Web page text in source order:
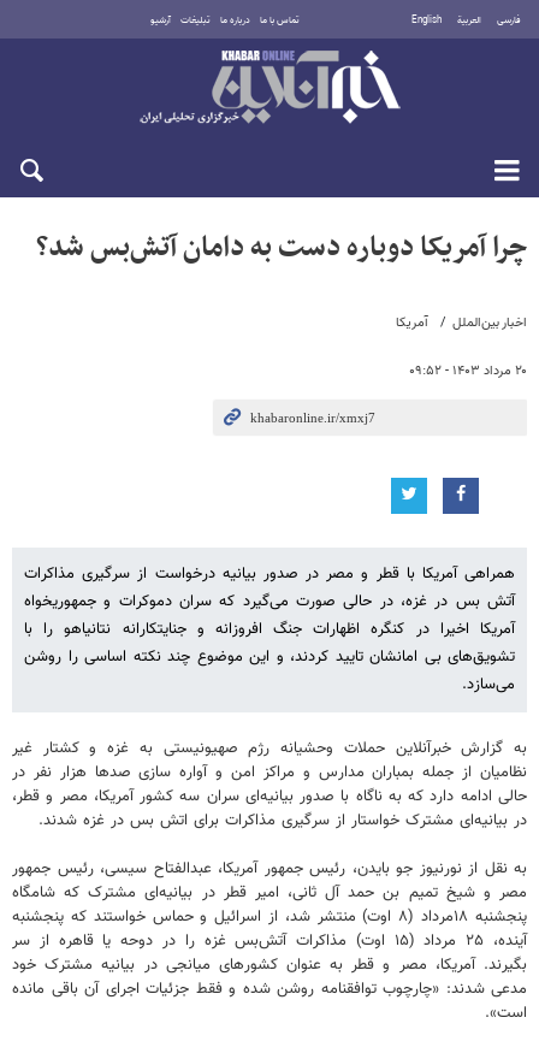
فارسی العربية English تماس با ما درباره ما تبلیغات آرشیو
یکشنبه ۱۸ مرداد ۱۴۰۵
اخبار بین‌الملل آمریکا
۲۰ مرداد ۱۴۰۳ - ۰۹:۵۲
چرا آمریکا دوباره دست به دامان آتش‌بس شد؟
همراهی آمریکا با قطر و مصر در صدور بیانیه درخواست از سرگیری مذاکرات
آتش بس در غزه، در حالی صورت می‌گیرد که سران دموکرات و جمهوریخواه
آمریکا اخیرا در کنگره اظهارات جنگ افروزانه و جنایتکارانه نتانیاهو را با
تشویق‌های بی امانشان تایید کردند، و این موضوع چند نکته اساسی را روشن
می‌سازد.
به گزارش خبرآنلاین حملات وحشیانه رژم صهیونیستی به غزه و کشتار غیر
نظامیان از جمله بمباران مدارس و مراکز امن و آواره سازی صدها هزار نفر در
حالی ادامه دارد که به ناگاه با صدور بیانیه‌ای سران سه کشور آمریکا، مصر و قطر،
در بیانیه‌ای مشترک خواستار از سرگیری مذاکرات برای اتش بس در غزه شدند.
به نقل از نورنیوز جو بایدن، رئیس جمهور آمریکا، عبدالفتاح سیسی، رئیس جمهور
مصر و شیخ تمیم بن حمد آل ثانی، امیر قطر در بیانیه‌ای مشترک که شامگاه
پنجشنبه ۱۸مرداد (۸ اوت) منتشر شد، از اسرائیل و حماس خواستند که پنجشنبه
آینده، ۲۵ مرداد (۱۵ اوت) مذاکرات آتش‌بس غزه را در دوحه یا قاهره از سر
بگیرند. آمریکا، مصر و قطر به عنوان کشورهای میانجی‌ در بیانیه مشترک خود
مدعی شدند: «چارچوب توافقنامه روشن شده و فقط جزئیات اجرای آن باقی مانده
است».